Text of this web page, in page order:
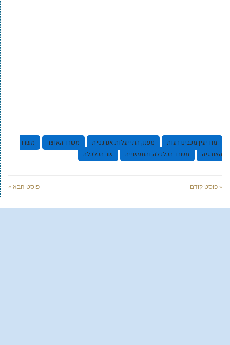
מודיעין מכבים רעות מענק התייעלות אנרגטית משרד האוצר
משרד
האנרגיה
משרד הכלכלה והתעשייה שר הכלכלה
« פוסט קודם פוסט הבא »